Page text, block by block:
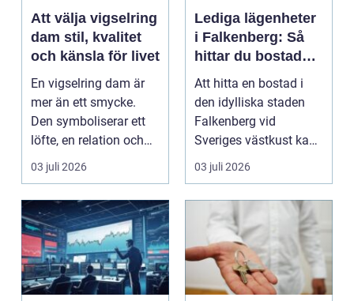
Att välja vigselring
dam stil, kvalitet
och känsla för livet
En vigselring dam är
mer än ett smycke.
Den symboliserar ett
löfte, en relation och
en gemensam fram...
03 juli 2026
Lediga lägenheter
i Falkenberg: Så
hittar du bostaden
för dig
Att hitta en bostad i
den idylliska staden
Falkenberg vid
Sveriges västkust kan
vara både...
03 juli 2026